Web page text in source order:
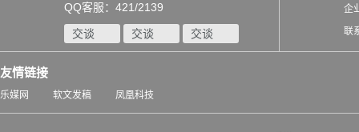
QQ客服：421/2139
交谈 交谈 交谈
企
联
友情链接
乐媒网 软文发稿 凤凰科技